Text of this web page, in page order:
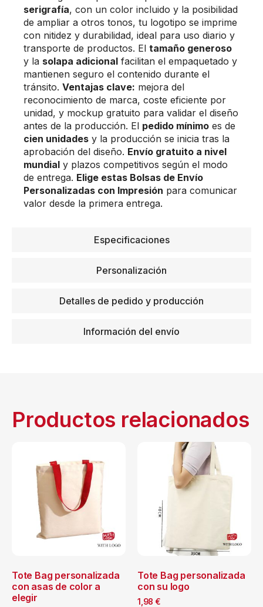
Especificaciones
Personalización
Detalles de pedido y producción
Información del envío
serigrafía, con un color incluido y la posibilidad
de ampliar a otros tonos, tu logotipo se imprime
con nitidez y durabilidad, ideal para uso diario y
transporte de productos. El tamaño generoso
y la solapa adicional facilitan el empaquetado y
mantienen seguro el contenido durante el
tránsito. Ventajas clave: mejora del
reconocimiento de marca, coste eficiente por
unidad, y mockup gratuito para validar el diseño
antes de la producción. El pedido mínimo es de
cien unidades y la producción se inicia tras la
aprobación del diseño. Envío gratuito a nivel
mundial y plazos competitivos según el modo
de entrega. Elige estas Bolsas de Envío
Personalizadas con Impresión para comunicar
valor desde la primera entrega.
Productos relacionados
Tote Bag personalizada
con asas de color a
elegir
Tote Bag personalizada
con su logo
1,98 €